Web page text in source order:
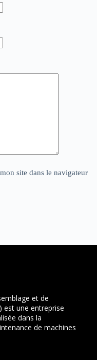
site dans le navigateur
et de
est une entreprise
dans la
de machines